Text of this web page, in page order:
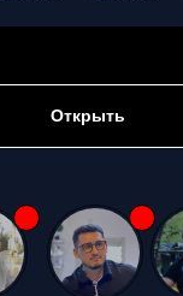
Открыть